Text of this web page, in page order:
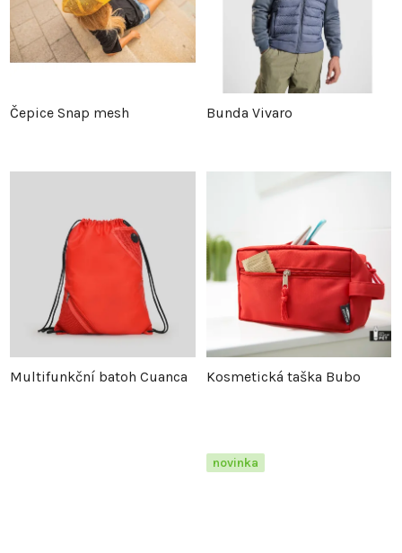
Čepice Snap mesh Bunda Vivaro
Multifunkční batoh Cuanca Kosmetická taška Bubo
novinka